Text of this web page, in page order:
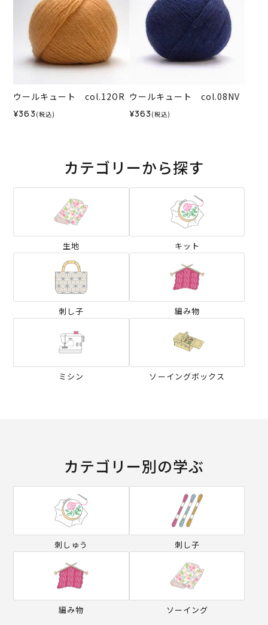
ウールキュート col.12OR
¥363 (税込)
ウールキュート col.08NV
¥363 (税込)
カテゴリーから探す
生地 キット
刺し子 編み物
ミシン ソーイングボックス
カテゴリー別の学ぶ
刺しゅう 刺し子
編み物 ソーイング